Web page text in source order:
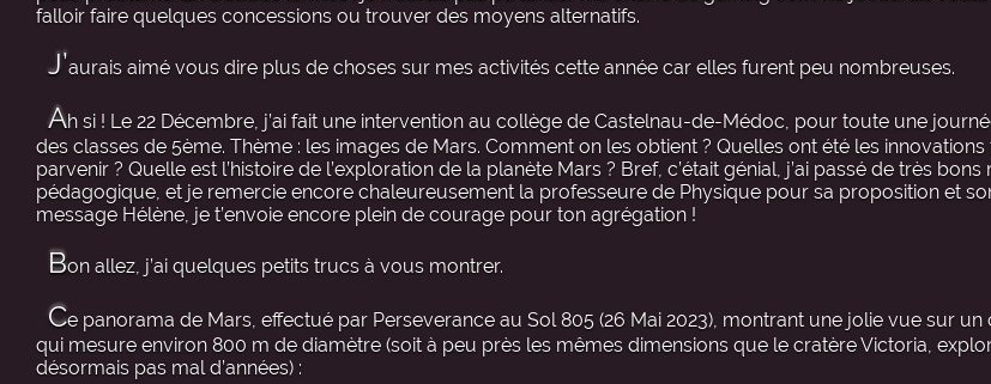
falloir faire quelques concessions ou trouver des moyens alternatifs.
J’aurais aimé vous dire plus de choses sur mes activités cette année car elles furent peu nombreuses.
Ah si ! Le 22 Décembre, j’ai fait une intervention au collège de Castelnau-de-Médoc, pour toute une
des classes de 5ème. Thème : les images de Mars. Comment on les obtient ? Quelles ont été les
parvenir ? Quelle est l’histoire de l’exploration de la planète Mars ? Bref, c’était génial, j’ai passé de très
pédagogique, et je remercie encore chaleureusement la professeure de Physique pour sa proposition et
message Hélène, je t’envoie encore plein de courage pour ton agrégation !
Bon allez, j’ai quelques petits trucs à vous montrer.
Ce panorama de Mars, effectué par Perseverance au Sol 805 (26 Mai 2023), montrant une jolie vue sur
qui mesure environ 800 m de diamètre (soit à peu près les mêmes dimensions que le cratère Victoria,
désormais pas mal d’années) :